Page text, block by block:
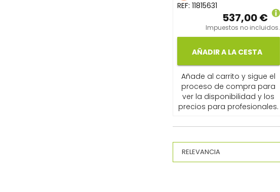
REF: 11815631
537,00 €
Impuestos no incluidos.
AÑADIR A LA CESTA
Añade al carrito y sigue el
proceso de compra para
ver la disponibilidad y los
precios para profesionales.